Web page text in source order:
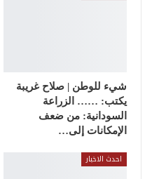
شيء للوطن | صلاح غريبة
يكتب: …… الزراعة
السودانية: من ضعف
الإمكانات إلى…
احدث الاخبار